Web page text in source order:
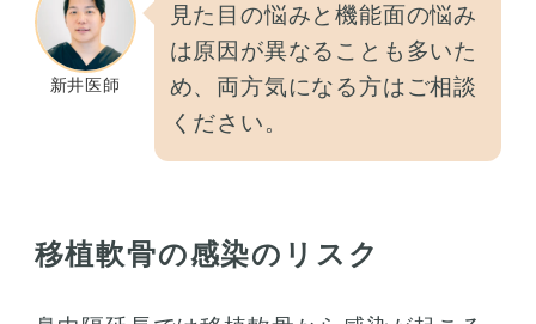
新井医師
見た目の悩みと機能面の悩み
は原因が異なることも多いた
め、両方気になる方はご相談
ください。
移植軟骨の感染のリスク